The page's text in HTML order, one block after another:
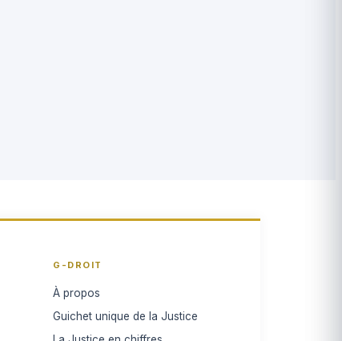
G-DROIT
À propos
Guichet unique de la Justice